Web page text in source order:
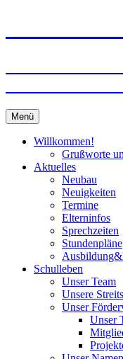
Menü
Willkommen!
Grußworte
Aktuelles
Neubau
Neuigkeiten
Termine
Elterninfos
Sprechzeiten
Stundenpläne
Schulleben
Unser Team
Unsere
Unser
Unser